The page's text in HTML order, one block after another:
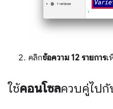
คลิกข้อความ 12 รายการเ
ใช้คอนโซลควบคู่ไป